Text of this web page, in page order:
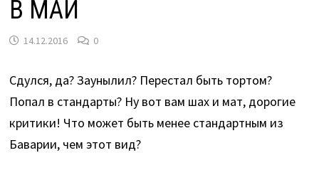
В МАЙ
14.12.2016 0
Сдулся, да? Заунылил? Перестал быть тортом?
Попал в стандарты? Ну вот вам шах и мат, дорогие
критики! Что может быть менее стандартным из
Баварии, чем этот вид?